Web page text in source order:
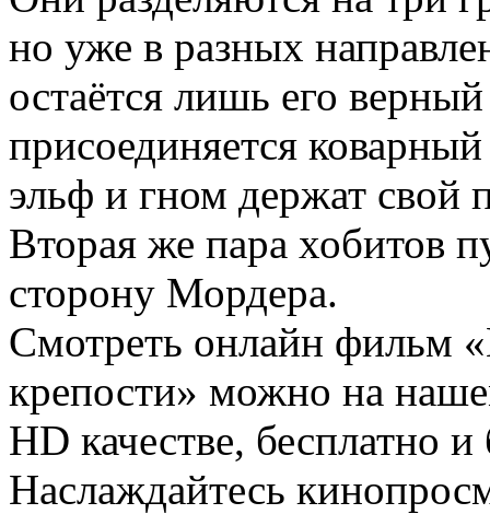
но уже в разных
остаётся лишь его
присоединяется
эльф и гном держат свой
Вторая же пара хобитов
сторону Мордера.
Смотреть онлайн фильм
крепости» можно на
HD качестве, бесплатно и
Наслаждайтесь